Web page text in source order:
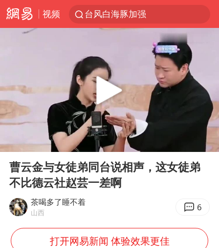
视频
台风白海豚加强
刘国正说向鹏打得很窝囊
四川宜宾市高县4.9级地震致1人死亡
向鹏0-3不敌张本智和
“新疆阿勒泰八月能滑雪”不实
我国外贸延续良好增长态势
山东一元代青花杯离奇失踪
陈幸同晋级WTT横滨冠军赛8强
宇树科技中一签需缴款7.54万元
Play
曹云金与女徒弟同台说相声，这女徒弟
不比德云社赵芸一差啊
茶喝多了睡不着
山西 6
打开网易新闻 体验效果更佳